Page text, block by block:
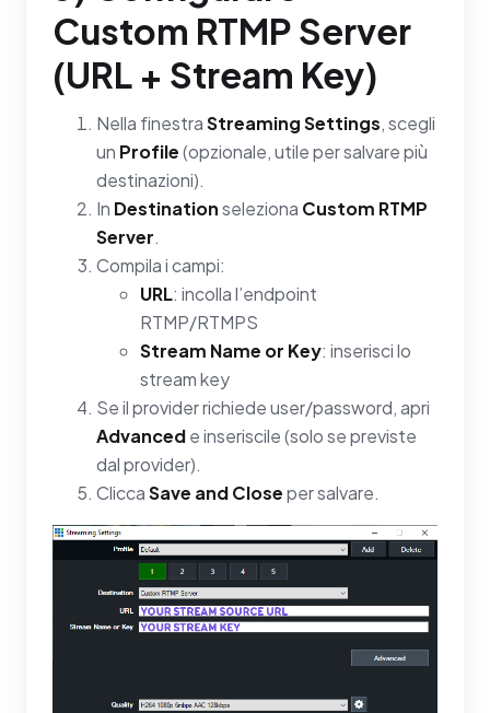
Custom RTMP Server
(URL + Stream Key)
Nella finestraStreaming Settings, scegli
un Profile(opzionale, utile per salvare più
destinazioni).
In Destinationseleziona Custom RTMP
Server.
Compila i campi:
URL: incolla l’endpoint
RTMP/RTMPS
Stream Name or Key: inserisci lo
stream key
Se il provider richiede user/password, apri
Advancede inseriscile (solo se previste
dal provider).
CliccaSave and Closeper salvare.